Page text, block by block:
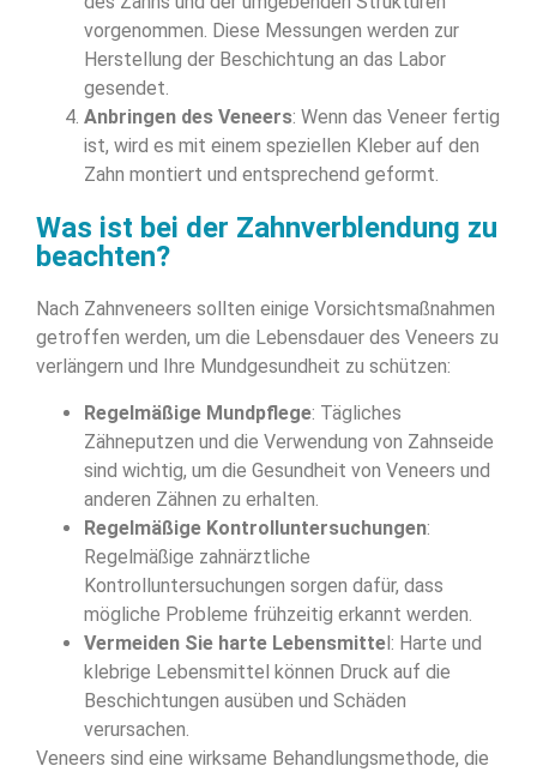
vorgenommen. Diese Messungen werden zur
Herstellung der Beschichtung an das Labor
gesendet.
Anbringen des Veneers: Wenn das Veneer fertig
ist, wird es mit einem speziellen Kleber auf den
Zahn montiert und entsprechend geformt.
Was ist bei der Zahnverblendung zu
beachten?
Nach Zahnveneers sollten einige Vorsichtsmaßnahmen
getroffen werden, um die Lebensdauer des Veneers zu
verlängern und Ihre Mundgesundheit zu schützen:
Regelmäßige Mundpflege: Tägliches
Zähneputzen und die Verwendung von Zahnseide
sind wichtig, um die Gesundheit von Veneers und
anderen Zähnen zu erhalten.
Regelmäßige Kontrolluntersuchungen:
Regelmäßige zahnärztliche
Kontrolluntersuchungen sorgen dafür, dass
mögliche Probleme frühzeitig erkannt werden.
Vermeiden Sie harte Lebensmittel: Harte und
klebrige Lebensmittel können Druck auf die
Beschichtungen ausüben und Schäden
verursachen.
Veneers sind eine wirksame Behandlungsmethode, die